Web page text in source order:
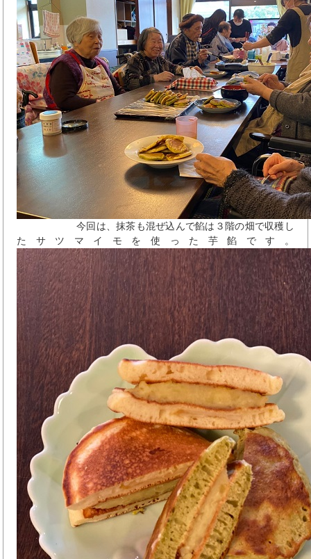
今回は、抹茶も混ぜ込んで餡は３階の畑で収穫し
たサツマイモを使った芋餡です。